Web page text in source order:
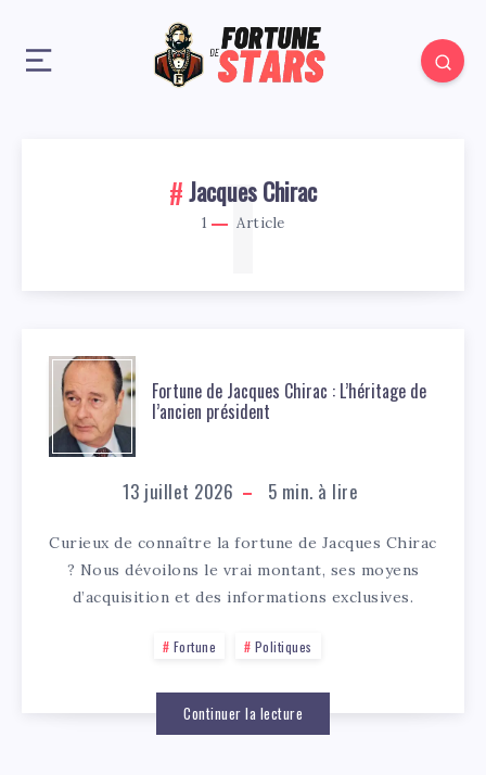
Jacques Chirac
1 Article
1
Fortune de Jacques Chirac : L’héritage de
l’ancien président
13 juillet 2026 5 min. à lire
Curieux de connaître la fortune de Jacques Chirac
? Nous dévoilons le vrai montant, ses moyens
d’acquisition et des informations exclusives.
Fortune Politiques
Continuer la lecture